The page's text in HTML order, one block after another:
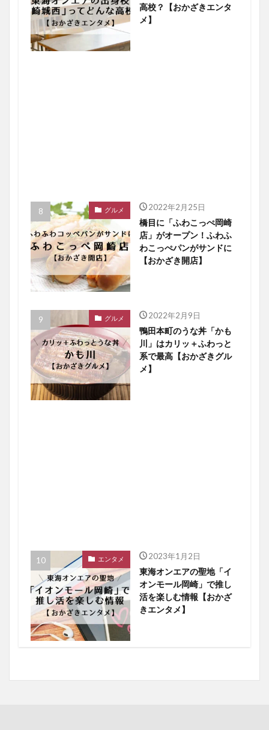
高校？【おかざきエンタ
メ】
グルメ 2022年2月25日
橋目に「ふわこっぺ岡崎
店」がオープン！ふわふ
わこっぺパンがサンドに
【おかざき開店】
グルメ 2022年2月9日
鴨田本町のうな丼「かも
川」はカリッ＋ふわっと
系で最高【おかざきグル
メ】
エンタメ 2023年1月2日
東海オンエアの聖地「イ
オンモール岡崎」で推し
活を楽しむ情報【おかざ
きエンタメ】